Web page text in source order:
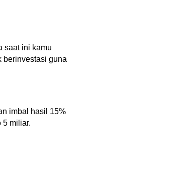
saat ini kamu
berinvestasi guna
imbal hasil 15%
5 miliar.